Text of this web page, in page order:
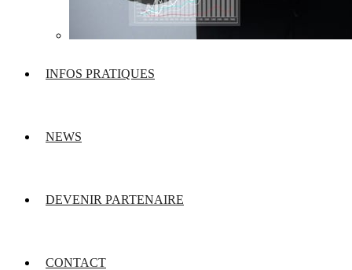
INFOS PRATIQUES
NEWS
DEVENIR PARTENAIRE
CONTACT